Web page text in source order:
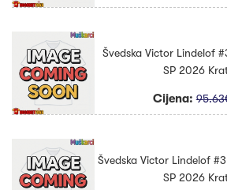
Švedska Victor Lindelof
SP 2026
Cijena:
Švedska Victor Lindelof
SP 2026